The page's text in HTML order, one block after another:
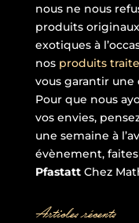
nous ne nous
produits
exotiques à
nos produits
vous garantir
Pour que nous
vos envies,
une semaine à
évènement,
PfastattChez
Articles récents